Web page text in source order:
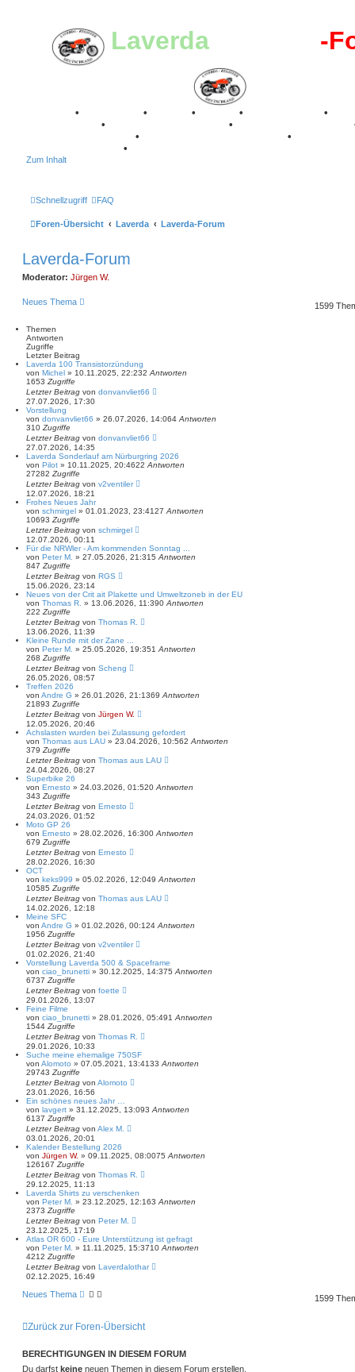
Laverda-Register -
• • • •
•
• •
• •
•
Zum Inhalt
Schnellzugriff FAQ
Foren-Übersicht Laverda Laverda-Forum
Laverda-Forum
Moderator: Jürgen W.
Neues Thema 1599
Themen
Antworten
Zugriffe
Letzter Beitrag
Laverda 100 Transistorzündung
von Michel » 10.11.2025, 22:232Antworten
1653 Zugriffe
Letzter Beitrag von donvanvliet66
27.07.2026, 17:30
Vorstellung
von donvanvliet66 » 26.07.2026, 14:064Antworten
310 Zugriffe
Letzter Beitrag von donvanvliet66
27.07.2026, 14:35
Laverda Sonderlauf am Nürburgring 2026
von Pilot » 10.11.2025, 20:4622Antworten
27282 Zugriffe
Letzter Beitrag von v2ventiler
12.07.2026, 18:21
Frohes Neues Jahr
von schmirgel » 01.01.2023, 23:4127Antworten
10693 Zugriffe
Letzter Beitrag von schmirgel
12.07.2026, 00:11
Für die NRWler - Am kommenden Sonntag ...
von Peter M. » 27.05.2026, 21:315Antworten
847 Zugriffe
Letzter Beitrag von RGS
15.06.2026, 23:14
Neues von der Crit ait Plakette und Umweltzoneb in der EU
von Thomas R. » 13.06.2026, 11:390Antworten
222 Zugriffe
Letzter Beitrag von Thomas R.
13.06.2026, 11:39
Kleine Runde mit der Zane ...
von Peter M. » 25.05.2026, 19:351Antworten
268 Zugriffe
Letzter Beitrag von Scheng
26.05.2026, 08:57
Treffen 2026
von Andre G » 26.01.2026, 21:1369Antworten
21893 Zugriffe
Letzter Beitrag von Jürgen W.
12.05.2026, 20:46
Achslasten wurden bei Zulassung gefordert
von Thomas aus LAU » 23.04.2026, 10:562Antworten
379 Zugriffe
Letzter Beitrag von Thomas aus LAU
24.04.2026, 08:27
Superbike 26
von Ernesto » 24.03.2026, 01:520Antworten
343 Zugriffe
Letzter Beitrag von Ernesto
24.03.2026, 01:52
Moto GP 26
von Ernesto » 28.02.2026, 16:300Antworten
679 Zugriffe
Letzter Beitrag von Ernesto
28.02.2026, 16:30
OCT
von keks999 » 05.02.2026, 12:049Antworten
10585 Zugriffe
Letzter Beitrag von Thomas aus LAU
14.02.2026, 12:18
Meine SFC
von Andre G » 01.02.2026, 00:124Antworten
1956 Zugriffe
Letzter Beitrag von v2ventiler
01.02.2026, 21:40
Vorstellung Laverda 500 & Spaceframe
von ciao_brunetti » 30.12.2025, 14:375Antworten
6737 Zugriffe
Letzter Beitrag von foette
29.01.2026, 13:07
Feine Filme
von ciao_brunetti » 28.01.2026, 05:491Antworten
1544 Zugriffe
Letzter Beitrag von Thomas R.
29.01.2026, 10:33
Suche meine ehemalige 750SF
von Alomoto » 07.05.2021, 13:4133Antworten
29743 Zugriffe
Letzter Beitrag von Alomoto
23.01.2026, 16:56
Ein schönes neues Jahr …
von lavgert » 31.12.2025, 13:093Antworten
6137 Zugriffe
Letzter Beitrag von Alex M.
03.01.2026, 20:01
Kalender Bestellung 2026
von Jürgen W. » 09.11.2025, 08:0075Antworten
126167 Zugriffe
Letzter Beitrag von Thomas R.
29.12.2025, 11:13
Laverda Shirts zu verschenken
von Peter M. » 23.12.2025, 12:163Antworten
2373 Zugriffe
Letzter Beitrag von Peter M.
23.12.2025, 17:19
Atlas OR 600 - Eure Unterstützung ist gefragt
von Peter M. » 11.11.2025, 15:3710Antworten
4212 Zugriffe
Letzter Beitrag von Laverdalothar
02.12.2025, 16:49
Neues Thema 1599
Zurück zur Foren-Übersicht
BERECHTIGUNGEN IN DIESEM FORUM
Du darfst keine neuen Themen in diesem Forum erstellen.